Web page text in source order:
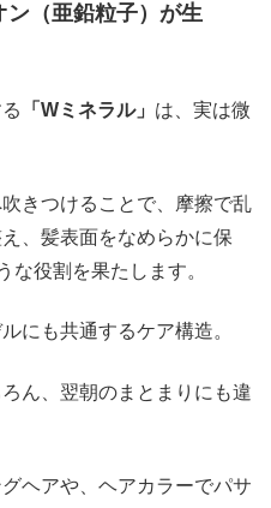
（亜鉛粒子）が生
「Wミネラル」 は、実は微
きつけることで、摩擦で乱
、髪表面をなめらかに保
な役割を果たします。
にも共通するケア構造。
ん、翌朝のまとまりにも違
ヘアや、ヘアカラーでパサ